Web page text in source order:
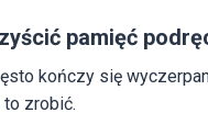
pamięć
kończy się
zrobić.